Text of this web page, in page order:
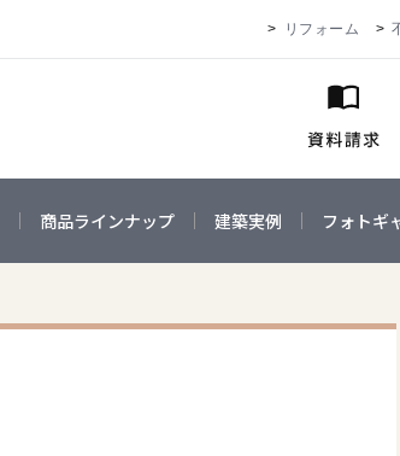
リフォーム
商品ラインナップ 建築実例 フォトギ